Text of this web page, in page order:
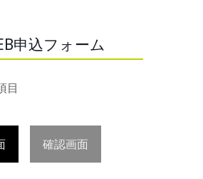
申込フォーム
目
確認画面